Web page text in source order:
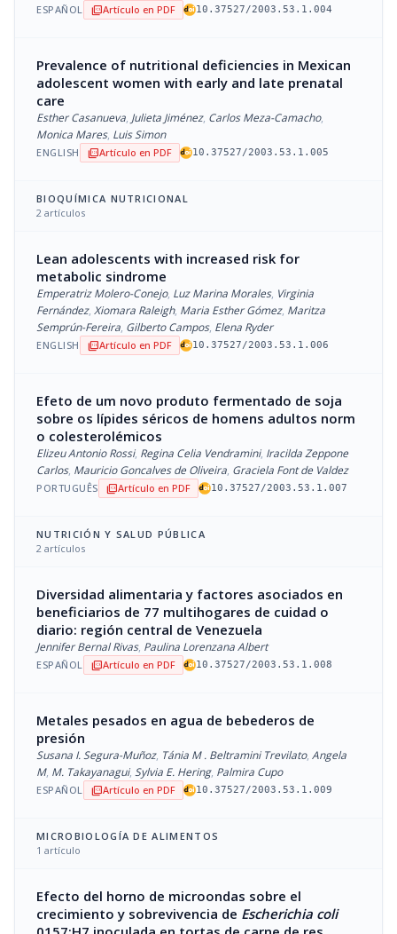
ESPAÑOL picture_as_pdfArtículo en PDF 10.37527/2003.53.1.004
Prevalence of nutritional deficiencies in Mexican
adolescent women with early and late prenatal
care
Esther Casanueva, Julieta Jiménez, Carlos Meza-Camacho,
Monica Mares, Luis Simon
ENGLISH picture_as_pdfArtículo en PDF 10.37527/2003.53.1.005
BIOQUÍMICA NUTRICIONAL
2 artículos
Lean adolescents with increased risk for
metabolic sindrome
Emperatriz Molero-Conejo, Luz Marina Morales, Virginia
Fernández, Xiomara Raleigh, Maria Esther Gómez, Maritza
Semprún-Fereira, Gilberto Campos, Elena Ryder
ENGLISH picture_as_pdfArtículo en PDF 10.37527/2003.53.1.006
Efeto de um novo produto fermentado de soja
sobre os lípides séricos de homens adultos norm
o colesterolémicos
Elizeu Antonio Rossi, Regina Celia Vendramini, Iracilda Zeppone
Carlos, Mauricio Goncalves de Oliveira, Graciela Font de Valdez
PORTUGUÊS picture_as_pdfArtículo en PDF 10.37527/2003.53.1.007
NUTRICIÓN Y SALUD PÚBLICA
2 artículos
Diversidad alimentaria y factores asociados en
beneficiarios de 77 multihogares de cuidad o
diario: región central de Venezuela
Jennifer Bernal Rivas, Paulina Lorenzana Albert
ESPAÑOL picture_as_pdfArtículo en PDF 10.37527/2003.53.1.008
Metales pesados en agua de bebederos de
presión
Susana I. Segura-Muñoz, Tánia M . Beltramini Trevilato, Angela
M, M. Takayanagui, Sylvia E. Hering, Palmira Cupo
ESPAÑOL picture_as_pdfArtículo en PDF 10.37527/2003.53.1.009
MICROBIOLOGÍA DE ALIMENTOS
1 artículo
Efecto del horno de microondas sobre el
crecimiento y sobrevivencia de Escherichia coli